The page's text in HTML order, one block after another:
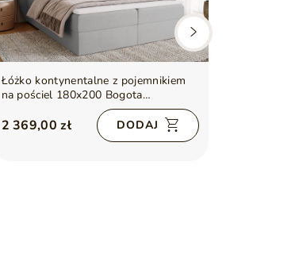
Łóżko kontynentalne z pojemnikiem
na pościel 180x200 Bogota
2 369,00 zł DODAJ